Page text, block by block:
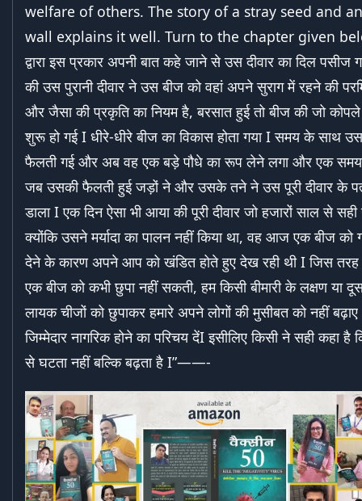
welfare of others. The story of a stray seed and
wall explains it well. Turn to the chapter given
द्वारा इस प्रकार अपनी बात कहे जाने से उस दीवार का दिल पसीज
की उस पुरानी दीवार ने उस बीज को वहां अपने सुराग में रहने की
और जैसा की प्रकृति का नियम है, बरसात हुई तो बीज की जो
शुरू हो गई I धीरे-धीरे बीज का विकास होता गया I समय के साथ
फैलती गई और अब वह एक बड़े पौधे का रूप लेने लगा और एक
जब उसकी फैलती हुई जड़ों ने और उसके तने ने उस पूरी दीवार के
डाला I एक दिन ऐसा भी आया की पूरी दीवार जो हजारों साल से
क्योंकि उसने मर्यादा का पालन नहीं किया था, वह आज एक बीज
देने के कारण अपने आप को खंडित होते हुए देख रही थी I जिस तरह
एक बीज को कभी छुपा नहीं सकती, हम किसी बीमारी के लक्षण या
लायक चीजों को छुपाकर हमारे अपने लोगों की मुसीबत को नहीं
जिम्मेदार नागरिक होने का परिचय देंI इसीलिए किसी ने सही कहा है
से घटता नहीं बल्कि बढ़ता है I”——-